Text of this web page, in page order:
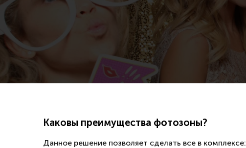
Каковы преимущества фотозоны?
Данное решение позволяет сделать все в комплексе: